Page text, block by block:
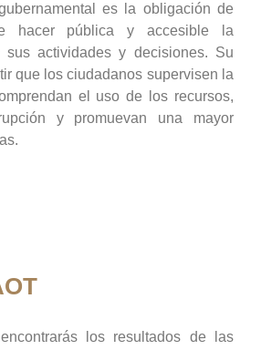
es la obligación de
hacer pública y accesible la
sus actividades y decisiones. Su
que los ciudadanos supervisen la
el uso de los recursos,
y promuevan una mayor
los resultados de las